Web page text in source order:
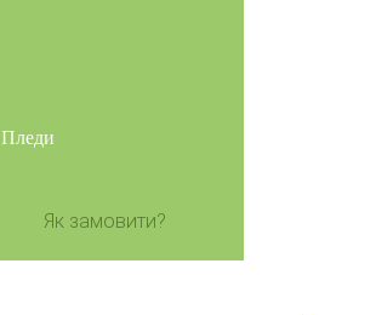
Пледи
Як замовити?